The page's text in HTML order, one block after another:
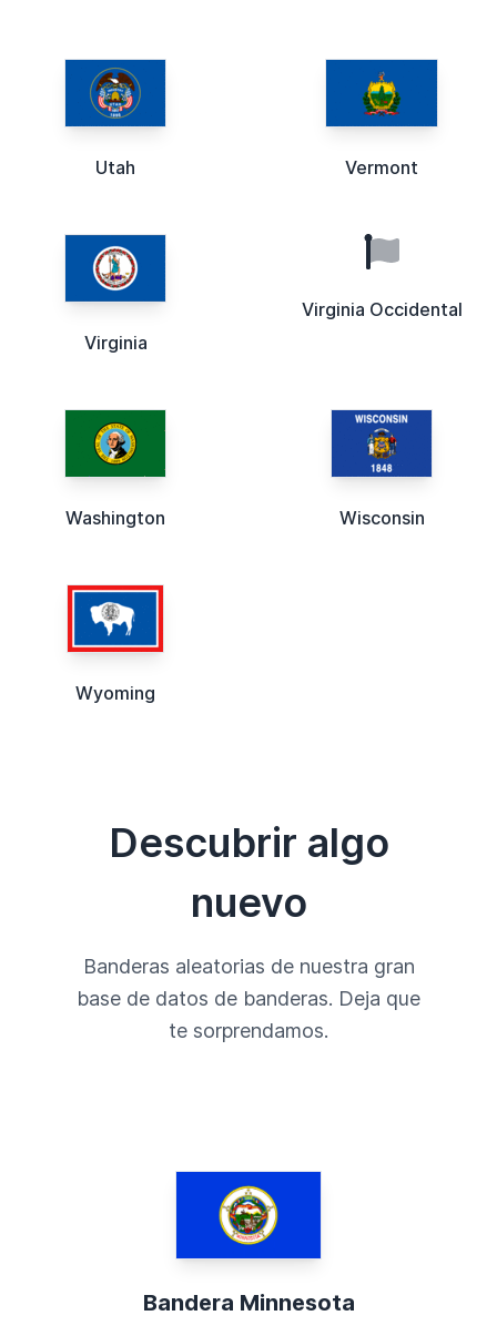
Utah Vermont
Virginia
Virginia Occidental
Washington Wisconsin
Wyoming
Descubrir algo
nuevo
Banderas aleatorias de nuestra gran
base de datos de banderas. Deja que
te sorprendamos.
Bandera Minnesota